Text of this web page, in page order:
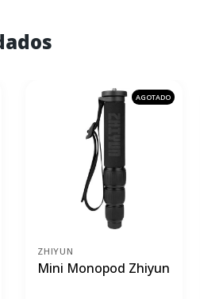
AGOTADO
ZHIYUN
Mini Monopod Zhiyun